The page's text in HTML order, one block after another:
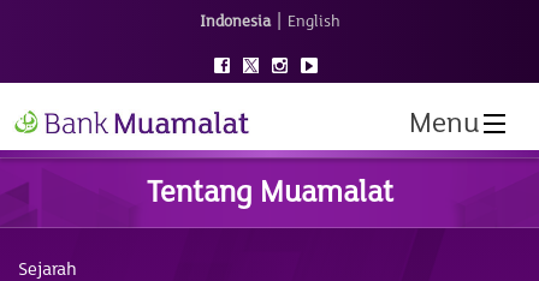
Indonesia | English
Menu
Tentang Muamalat
Sejarah